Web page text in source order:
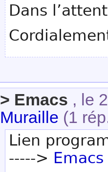
Dans
> Emacs , le
Muraille (1
Lien
----->